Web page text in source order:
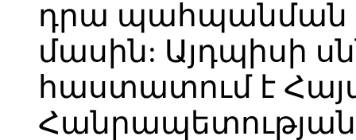
դրա պահպանման
մասին: Այդպիսի
հաստատում է
Հանրապետության